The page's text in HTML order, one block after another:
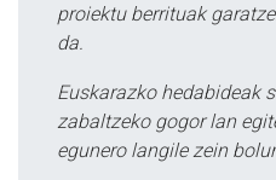
proiektu berrituak
da.
Euskarazko hedabideak
zabaltzeko gogor lan
egunero langile zein